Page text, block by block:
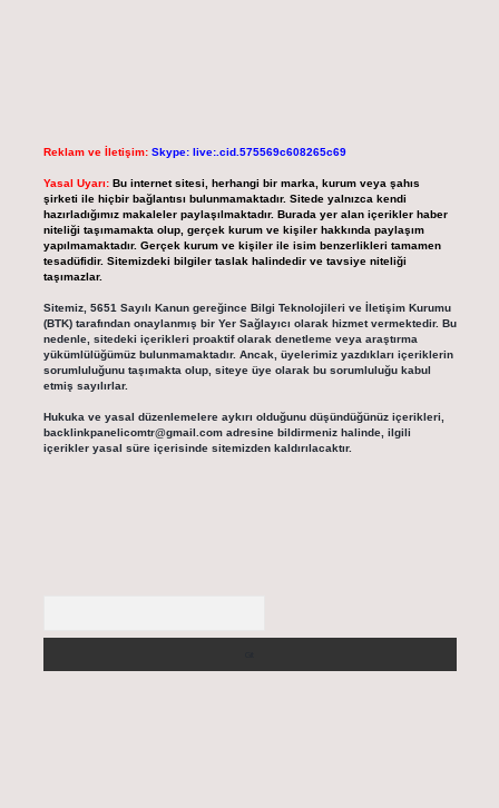
Reklam ve İletişim: Skype: live:.cid.575569c608265c69
Yasal Uyarı: Bu internet sitesi, herhangi bir marka, kurum veya şahıs
şirketi ile hiçbir bağlantısı bulunmamaktadır. Sitede yalnızca kendi
hazırladığımız makaleler paylaşılmaktadır. Burada yer alan içerikler haber
niteliği taşımamakta olup, gerçek kurum ve kişiler hakkında paylaşım
yapılmamaktadır. Gerçek kurum ve kişiler ile isim benzerlikleri tamamen
tesadüfidir. Sitemizdeki bilgiler taslak halindedir ve tavsiye niteliği
taşımazlar.
Sitemiz, 5651 Sayılı Kanun gereğince Bilgi Teknolojileri ve İletişim Kurumu
(BTK) tarafından onaylanmış bir Yer Sağlayıcı olarak hizmet vermektedir. Bu
nedenle, sitedeki içerikleri proaktif olarak denetleme veya araştırma
yükümlülüğümüz bulunmamaktadır. Ancak, üyelerimiz yazdıkları içeriklerin
sorumluluğunu taşımakta olup, siteye üye olarak bu sorumluluğu kabul
etmiş sayılırlar.
Hukuka ve yasal düzenlemelere aykırı olduğunu düşündüğünüz içerikleri,
backlinkpanelicomtr@gmail.comadresine bildirmeniz halinde, ilgili
içerikler yasal süre içerisinde sitemizden kaldırılacaktır.